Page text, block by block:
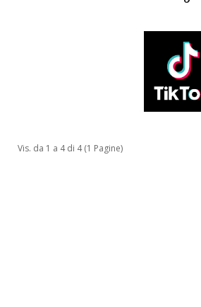
Vis. da 1 a 4 di 4 (1 Pagine)